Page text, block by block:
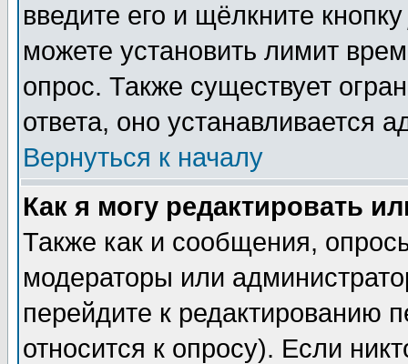
введите его и щёлкните
можете установить лимит
опрос. Также существует
ответа, оно устанавливается
Вернуться к началу
Как я могу редактировать
Также как и сообщения,
модераторы или
перейдите к редактированию
относится к опросу). Если